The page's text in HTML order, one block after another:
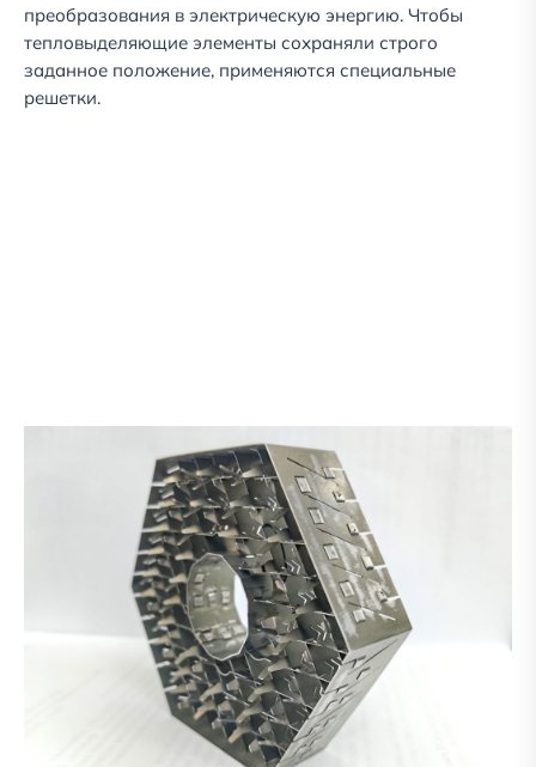
преобразования в электрическую энергию. Чтобы
тепловыделяющие элементы сохраняли строго
заданное положение, применяются специальные
решетки.